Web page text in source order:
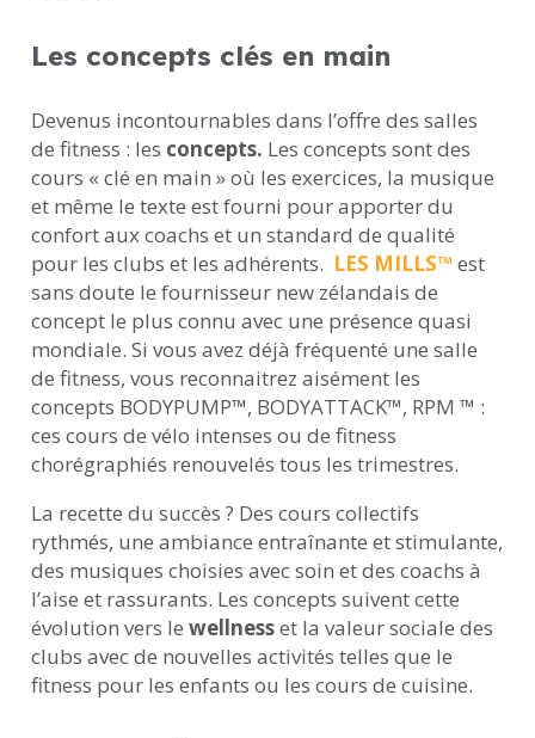
Les concepts clés en main
Devenus incontournables dans l’offre des salles
de fitness : les concepts. Les concepts sont des
cours « clé en main » où les exercices, la musique
et même le texte est fourni pour apporter du
confort aux coachs et un standard de qualité
pour les clubs et les adhérents. LES MILLS™ est
sans doute le fournisseur new zélandais de
concept le plus connu avec une présence quasi
mondiale. Si vous avez déjà fréquenté une salle
de fitness, vous reconnaitrez aisément les
concepts BODYPUMP™, BODYATTACK™, RPM ™ :
ces cours de vélo intenses ou de fitness
chorégraphiés renouvelés tous les trimestres.
La recette du succès ? Des cours collectifs
rythmés, une ambiance entraînante et stimulante,
des musiques choisies avec soin et des coachs à
l’aise et rassurants. Les concepts suivent cette
évolution vers le wellnesset la valeur sociale des
clubs avec de nouvelles activités telles que le
fitness pour les enfants ou les cours de cuisine.